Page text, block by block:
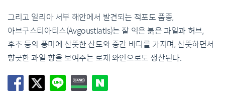
그리고 일리아 서부 해안에서 발견되는 적포도 품종,
아브구스티아티스(Avgoustiatis)는 잘 익은 붉은 과일과 허브,
후추 등의 풍미에 산뜻한 산도와 중간 바디를 가지며, 산뜻하면서
향긋한 과일 향을 보여주는 로제 와인으로도 생산된다.